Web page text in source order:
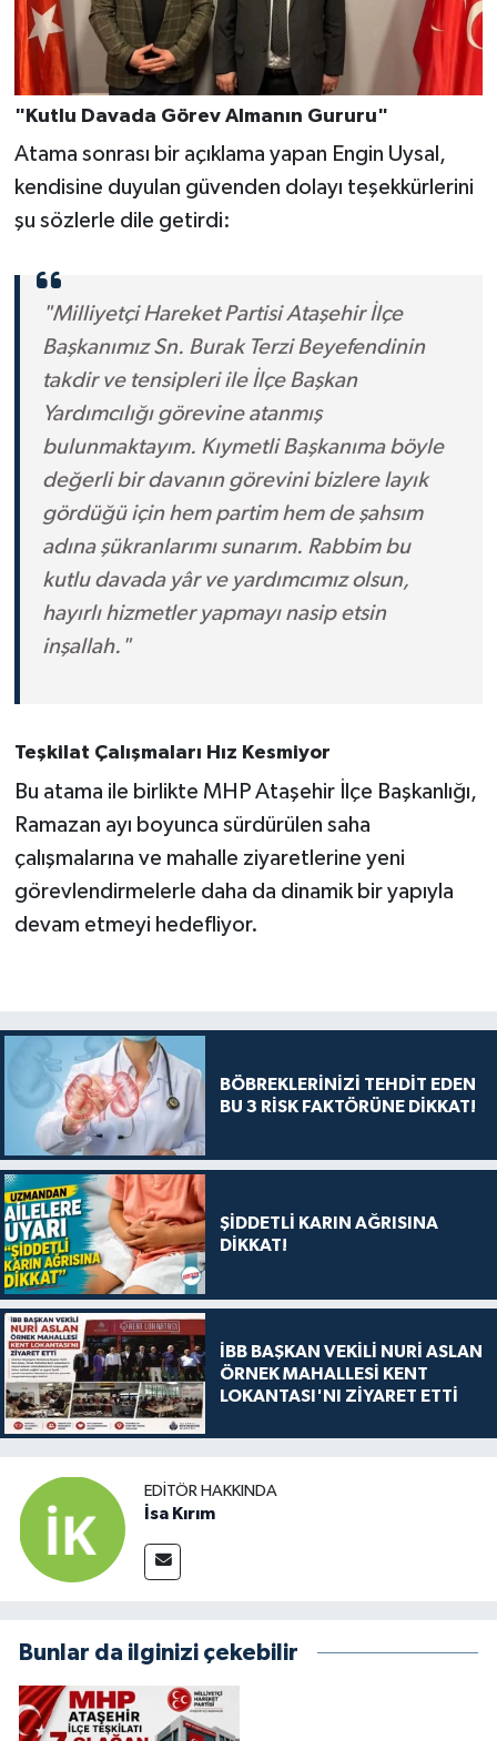
"Kutlu Davada Görev Almanın Gururu"
Atama sonrası bir açıklama yapan Engin Uysal,
kendisine duyulan güvenden dolayı teşekkürlerini
şu sözlerle dile getirdi:
"Milliyetçi Hareket Partisi Ataşehir İlçe
Başkanımız Sn. Burak Terzi Beyefendinin
takdir ve tensipleri ile İlçe Başkan
Yardımcılığı görevine atanmış
bulunmaktayım. Kıymetli Başkanıma böyle
değerli bir davanın görevini bizlere layık
gördüğü için hem partim hem de şahsım
adına şükranlarımı sunarım. Rabbim bu
kutlu davada yâr ve yardımcımız olsun,
hayırlı hizmetler yapmayı nasip etsin
inşallah."
Teşkilat Çalışmaları Hız Kesmiyor
Bu atama ile birlikte MHP Ataşehir İlçe Başkanlığı,
Ramazan ayı boyunca sürdürülen saha
çalışmalarına ve mahalle ziyaretlerine yeni
görevlendirmelerle daha da dinamik bir yapıyla
devam etmeyi hedefliyor.
BÖBREKLERİNİZİ TEHDİT EDEN
BU 3 RİSK FAKTÖRÜNE DİKKAT!
ŞİDDETLİ KARIN AĞRISINA
DİKKAT!
İBB BAŞKAN VEKİLİ NURİ ASLAN
ÖRNEK MAHALLESİ KENT
LOKANTASI'NI ZİYARET ETTİ
EDITÖR HAKKINDA
İsa Kırım
Bunlar da ilginizi çekebilir